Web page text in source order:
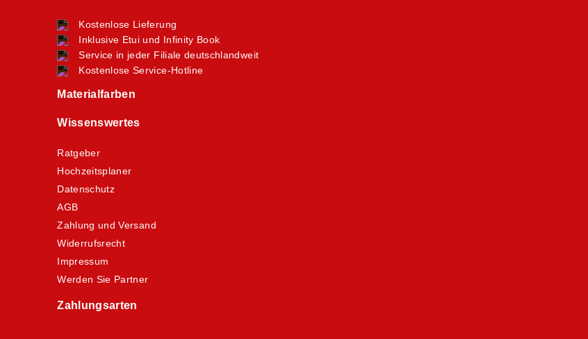
Kostenlose Lieferung
Inklusive Etui und Infinity Book
Service in jeder Filiale deutschlandweit
Kostenlose Service-Hotline
Materialfarben
Wissenswertes
Ratgeber
Hochzeitsplaner
Datenschutz
AGB
Zahlung und Versand
Widerrufsrecht
Impressum
Werden Sie Partner
Zahlungsarten